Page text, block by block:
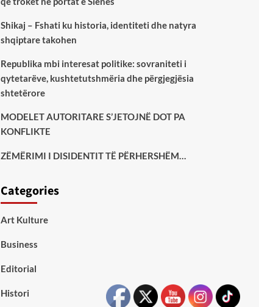
Shikaj – Fshati ku historia, identiteti dhe natyra
shqiptare takohen
Republika mbi interesat politike: sovraniteti i
qytetarëve, kushtetutshmëria dhe përgjegjësia
shtetërore
MODELET AUTORITARE S’JETOJNË DOT PA
KONFLIKTE
ZËMËRIMI I DISIDENTIT TË PËRHERSHËM…
Categories
Art Kulture
Business
Editorial
Histori